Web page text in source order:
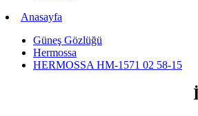
Anasayfa
Güneş Gözlüğü
Hermossa
HERMOSSA HM-1571 02 58-15